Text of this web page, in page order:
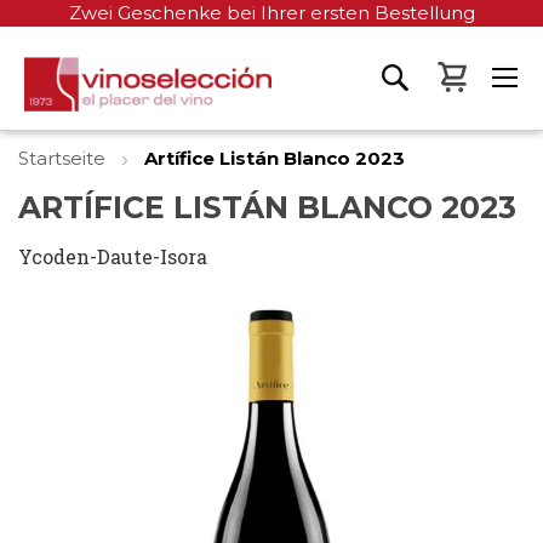
Zwei Geschenke bei Ihrer ersten Bestellung
Mein
Startseite Artífice Listán Blanco 2023
ARTÍFICE LISTÁN BLANCO 2023
Ycoden-Daute-Isora